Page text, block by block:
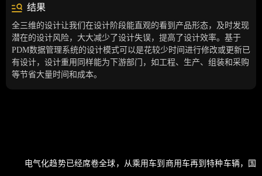
结果
全三维的设计让我们在设计阶段能直观的看到产品形态，及时发现
潜在的设计风险，大大减少了设计失误，提高了设计效率。基于
PDM数据管理系统的设计模式可以是花较少时间进行修改或更新已
有设计，设计重用同样能为下游部门，如工程、生产、组装和采购
等节省大量时间和成本。
电气化趋势已经席卷全球，从乘用车到商用车再到特种车辆，国